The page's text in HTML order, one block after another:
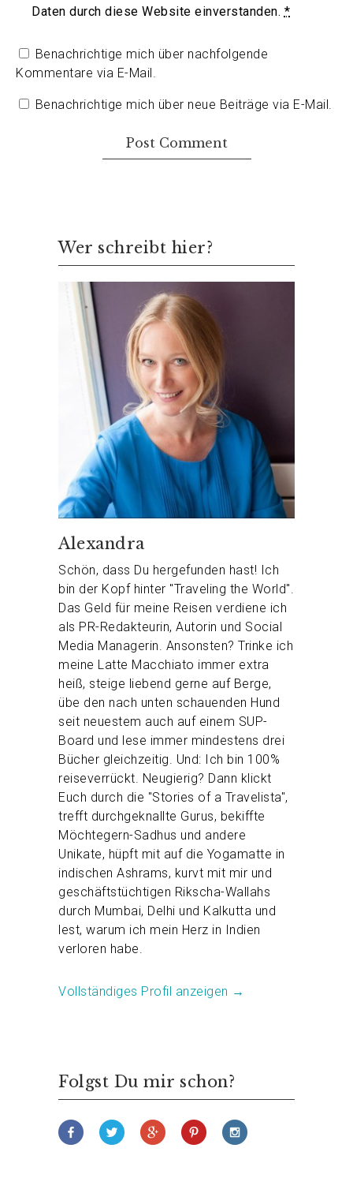
Daten durch diese Website einverstanden. *
Benachrichtige mich über nachfolgende
Kommentare via E-Mail.
Benachrichtige mich über neue Beiträge via E-Mail.
Wer schreibt hier?
Alexandra
Schön, dass Du hergefunden hast! Ich
bin der Kopf hinter "Traveling the World".
Das Geld für meine Reisen verdiene ich
als PR-Redakteurin, Autorin und Social
Media Managerin. Ansonsten? Trinke ich
meine Latte Macchiato immer extra
heiß, steige liebend gerne auf Berge,
übe den nach unten schauenden Hund
seit neuestem auch auf einem SUP-
Board und lese immer mindestens drei
Bücher gleichzeitig. Und: Ich bin 100%
reiseverrückt. Neugierig? Dann klickt
Euch durch die "Stories of a Travelista",
trefft durchgeknallte Gurus, bekiffte
Möchtegern-Sadhus und andere
Unikate, hüpft mit auf die Yogamatte in
indischen Ashrams, kurvt mit mir und
geschäftstüchtigen Rikscha-Wallahs
durch Mumbai, Delhi und Kalkutta und
lest, warum ich mein Herz in Indien
verloren habe.
Vollständiges Profil anzeigen →
Folgst Du mir schon?